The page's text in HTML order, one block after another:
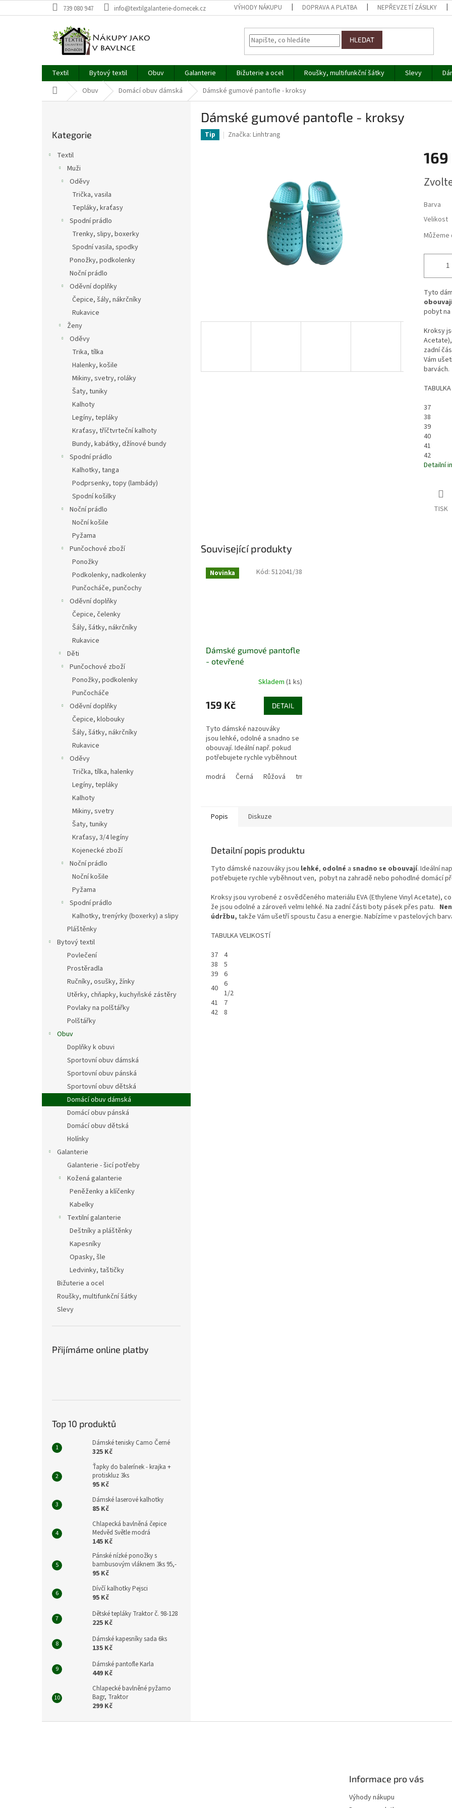
na
739 080 947 info@textilgalanterie-domecek.cz VÝHODY NÁKUPU DOPRAVA A PLATBA NEPŘEVZETÍ ZÁSILKY
HLEDAT
Textil Bytový textil Obuv Galanterie Bižuterie a ocel Roušky, multifunkční šátky Slevy
Domů Obuv Domácí obuv dámská Dámské gumové pantofle - kroksy
kategorie
Kategorie
Textil
Muži
Oděvy
Trička, vasila
Tepláky, kraťasy
Spodní prádlo
Trenky, slipy, boxerky
Spodní vasila, spodky
Ponožky, podkolenky
Noční prádlo
Oděvní doplňky
Čepice, šály, nákrčníky
Rukavice
Ženy
Oděvy
Trika, tílka
Halenky, košile
Mikiny, svetry, roláky
Šaty, tuniky
Kalhoty
Legíny, tepláky
Kraťasy, tříčtvrteční kalhoty
Bundy, kabátky, džínové bundy
Spodní prádlo
Kalhotky, tanga
Podprsenky, topy (lambády)
Spodní košilky
Noční prádlo
Noční košile
Pyžama
Punčochové zboží
Ponožky
Podkolenky, nadkolenky
Punčocháče, punčochy
Oděvní doplňky
Čepice, čelenky
Šály, šátky, nákrčníky
Rukavice
Děti
Punčochové zboží
Ponožky, podkolenky
Punčocháče
Oděvní doplňky
Čepice, klobouky
Šály, šátky, nákrčníky
Rukavice
Oděvy
Trička, tílka, halenky
Legíny, tepláky
Kalhoty
Mikiny, svetry
Šaty, tuniky
Kraťasy, 3/4 legíny
Kojenecké zboží
Noční prádlo
Noční košile
Pyžama
Spodní prádlo
Kalhotky, trenýrky (boxerky) a slipy
Pláštěnky
Bytový textil
Povlečení
Prostěradla
Ručníky, osušky, žínky
Utěrky, chňapky, kuchyňské zástěry
Povlaky na polštářky
Polštářky
Obuv
Doplňky k obuvi
Sportovní obuv dámská
Sportovní obuv pánská
Sportovní obuv dětská
Domácí obuv dámská
Domácí obuv pánská
Domácí obuv dětská
Holínky
Galanterie
Galanterie - šicí potřeby
Kožená galanterie
Peněženky a klíčenky
Kabelky
Textilní galanterie
Deštníky a pláštěnky
Kapesníky
Opasky, šle
Ledvinky, taštičky
Bižuterie a ocel
Roušky, multifunkční šátky
Slevy
Přijímáme online platby
Top 10 produktů
Dámské tenisky Camo Černé
325 Kč
Ťapky do balerínek - krajka +
protiskluz 3ks
95 Kč
Dámské laserové kalhotky
85 Kč
Chlapecká bavlněná čepice
Medvěd Světle modrá
145 Kč
Pánské nízké ponožky s
bambusovým vláknem 3ks 95,-
95 Kč
Dívčí kalhotky Pejsci
95 Kč
Dětské tepláky Traktor č. 98-128
225 Kč
Dámské kapesníky sada 6ks
135 Kč
Dámské pantofle Karla
449 Kč
Chlapecké bavlněné pyžamo
Bagr, Traktor
299 Kč
Dámské gumové pantofle - kroksy
Tip Značka: Linhtrang
169
cena:
Barva
Velikost
Můžeme
Tyto
pobyt
Kroksy
zadní
Vám
barvách.
37
38
39
40
41
42
Detailní
TISK
Související produkty
Novinka
Dámské gumové pantofle
- otevřené
Skladem (1 ks)
159 Kč DETAIL
Tyto dámské nazouváky
jsou lehké, odolné a snadno se
obouvají. Ideální např. pokud
potřebujete rychle vyběhnout
pohodlné...
modrá Černá Růžová tmavě šedá
Kód: 512041/38
Popis Diskuze
Detailní popis produktu
Tyto dámské nazouváky jsou lehké, odolné a snadno se obouvají. Ideální
potřebujete rychle vyběhnout ven, pobyt na zahradě nebo pohodlné domácí
Kroksy jsou vyrobené z osvědčeného materiálu EVA (Ethylene Vinyl Acetate),
že jsou odolné a zároveň velmi lehké. Na zadní části boty pásek přes patu.
údržbu, takže Vám ušetří spoustu času a energie. Nabízíme v pastelových
TABULKA VELIKOSTÍ
37 4
38
5
39 6
40 6
1/2
41
7
42 8
Informace pro vás
Výhody nákupu